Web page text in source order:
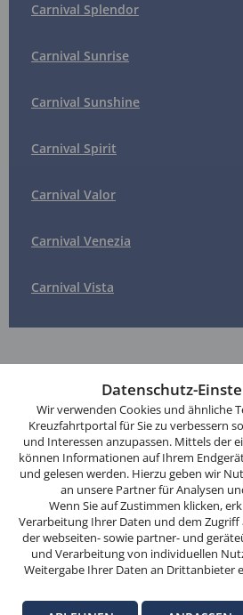
Carnival Splendor
Carnival Sunrise
Carnival Sunshine
Carnival Spirit
Carnival Valor
Carnival Venezia
Carnival Vista
Auszeichnungen
Bereits mehr als 40-mal
eKomi Siegel
Garantierte echte
Sichere Zahlung
Datenverschlüsselung
Diese
verwendet
Cookies.
Wenn
Sie
weitersurfen,
stimmen
Sie
der
Cookie-
Datenschutz-
Wir verwenden Cookies und ähnliche
Kreuzfahrtportal für Sie zu verbessern
und Interessen anzupassen. Mittels der
können Informationen auf Ihrem
und gelesen werden. Hierzu geben wir
an unsere Partner für Analysen
Wenn Sie auf Zustimmen klicken,
Verarbeitung Ihrer Daten und dem
der webseiten- sowie partner- und
und Verarbeitung von individuellen
Weitergabe Ihrer Daten an Drittanbieter
notwendigen Verarbeitungen